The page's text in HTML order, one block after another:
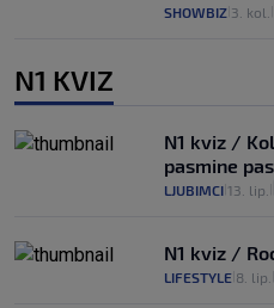
SHOWBIZ 3. kol.
N1 KVIZ
N1 kviz /
pasmine
LJUBIMCI 13. lip.
N1 kviz /
LIFESTYLE 8. lip.